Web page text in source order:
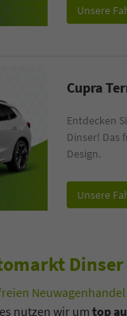
Unsere
Cupra
Entdecken
Dinser! Das
Design.
Unsere
Neuwagenhandel
nutzen wir umtop
Oliver Zerbe
Automobilverkäufer
+49 7522 77 11 4 - 11
E-Mail